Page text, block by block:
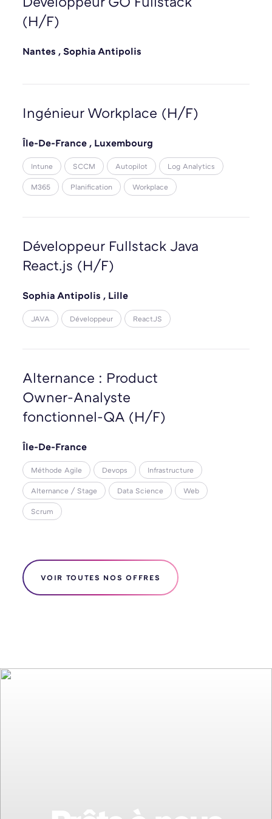
(H/F)
Nantes ,Sophia Antipolis
Ingénieur Workplace (H/F)
Île-De-France , Luxembourg
Intune SCCM Autopilot Log Analytics
M365 Planification Workplace
Développeur Fullstack Java
React.js (H/F)
Sophia Antipolis , Lille
JAVA Développeur ReactJS
Alternance : Product
Owner-Analyste
fonctionnel-QA (H/F)
Île-De-France
Méthode Agile Devops Infrastructure
Alternance / Stage Data Science Web
Scrum
VOIR TOUTES NOS OFFRES